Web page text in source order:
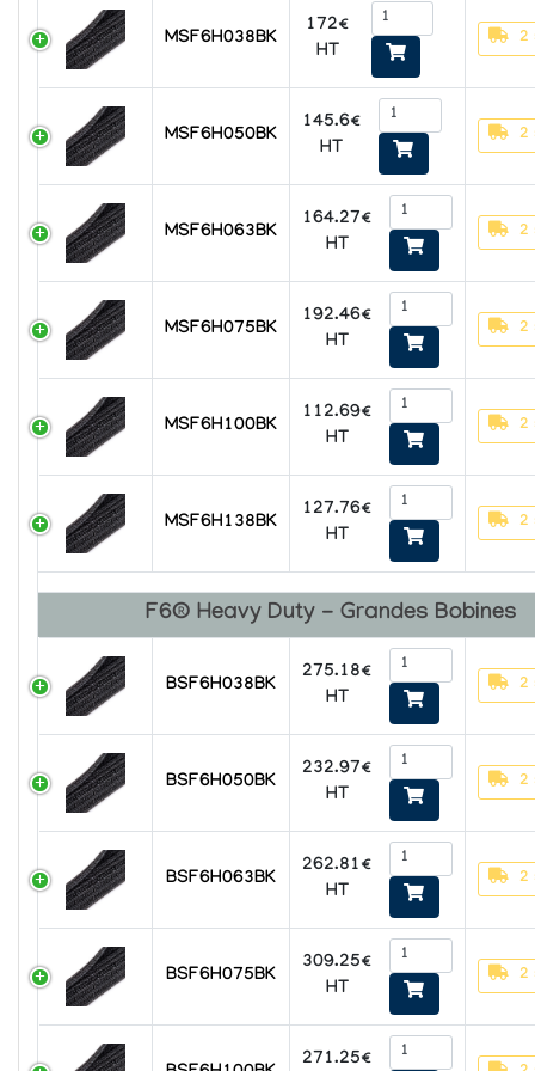
MSF6H038BK
172€
HT
2
MSF6H050BK
145.6€
HT
2
MSF6H063BK
164.27€
HT
2
MSF6H075BK
192.46€
HT
2
MSF6H100BK
112.69€
HT
2
MSF6H138BK
127.76€
HT
2
F6® Heavy Duty - Grandes Bobines
BSF6H038BK
275.18€
HT
2
BSF6H050BK
232.97€
HT
2
BSF6H063BK
262.81€
HT
2
BSF6H075BK
309.25€
HT
2
271.25€